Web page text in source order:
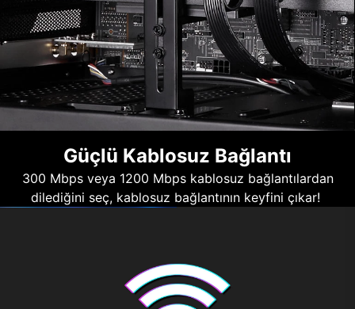
Güçlü Kablosuz Bağlantı
300 Mbps veya 1200 Mbps kablosuz bağlantılardan
dilediğini seç, kablosuz bağlantının keyfini çıkar!